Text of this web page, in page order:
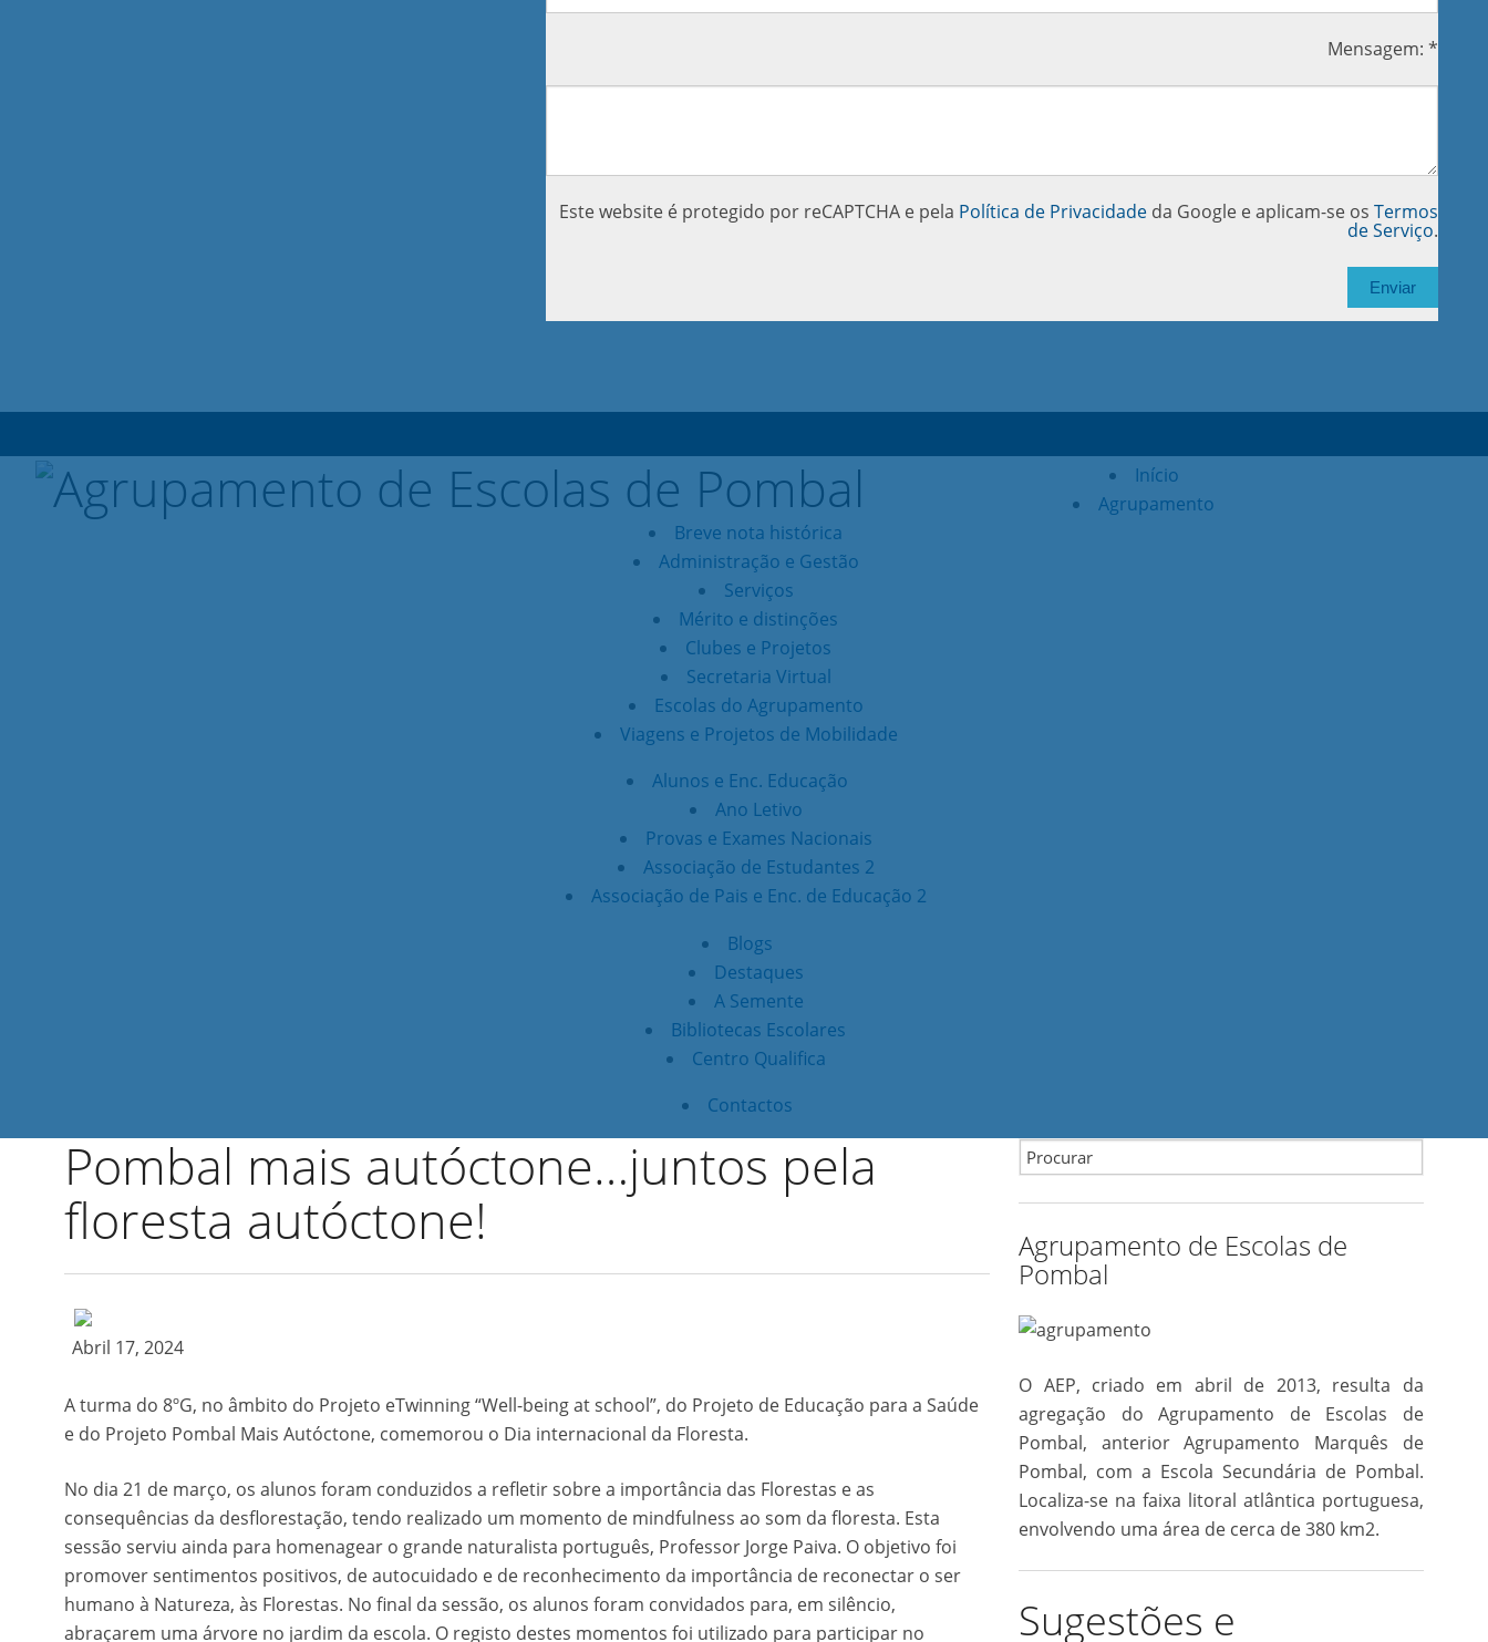
Mensagem: *
Este website é protegido por reCAPTCHA e pela Política de Privacidadeda Google e aplicam-se os Termos
de Serviço.
Início
Agrupamento
Breve nota histórica
Administração e Gestão
Serviços
Mérito e distinções
Clubes e Projetos
Secretaria Virtual
Escolas do Agrupamento
Viagens e Projetos de Mobilidade
Alunos e Enc. Educação
Ano Letivo
Provas e Exames Nacionais
Associação de Estudantes 2
Associação de Pais e Enc. de Educação 2
Blogs
Destaques
A Semente
Bibliotecas Escolares
Centro Qualifica
Contactos
Pombal mais autóctone…juntos pela
floresta autóctone!
Abril 17, 2024
A turma do 8ºG, no âmbito do Projeto eTwinning “Well-being at school”, do Projeto de Educação para a Saúde
e do Projeto Pombal Mais Autóctone, comemorou o Dia internacional da Floresta.
No dia 21 de março, os alunos foram conduzidos a refletir sobre a importância das Florestas e as
consequências da desflorestação, tendo realizado um momento de mindfulness ao som da floresta. Esta
sessão serviu ainda para homenagear o grande naturalista português, Professor Jorge Paiva. O objetivo foi
promover sentimentos positivos, de autocuidado e de reconhecimento da importância de reconectar o ser
humano à Natureza, às Florestas. No final da sessão, os alunos foram convidados para, em silêncio,
abraçarem uma árvore no jardim da escola. O registo destes momentos foi utilizado para participar no
Search
for:
Agrupamento de Escolas de
Pombal
O AEP, criado em abril de 2013, resulta da
agregação do Agrupamento de Escolas de
Pombal, anterior Agrupamento Marquês de
Pombal, com a Escola Secundária de Pombal.
Localiza-se na faixa litoral atlântica portuguesa,
envolvendo uma área de cerca de 380 km2.
Sugestões e